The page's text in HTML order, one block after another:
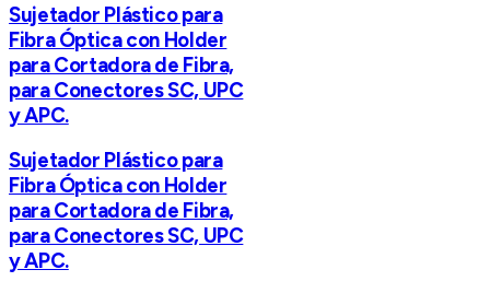
Sujetador Plástico para
Fibra Óptica con Holder
para Cortadora de Fibra,
para Conectores SC, UPC
y APC.
Sujetador Plástico para
Fibra Óptica con Holder
para Cortadora de Fibra,
para Conectores SC, UPC
y APC.